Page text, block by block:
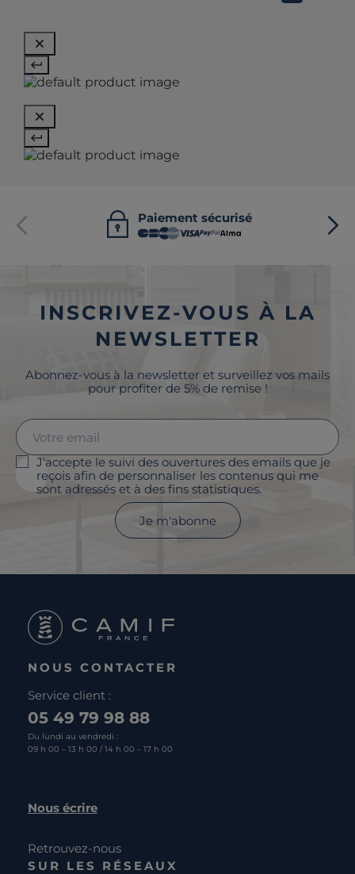
Paiement sécurisé
INSCRIVEZ-VOUS À LA
NEWSLETTER
Abonnez-vous à la newsletter et surveillez vos mails
pour profiter de 5% de remise !
J'accepte le suivi des ouvertures des emails que je
reçois afin de personnaliser les contenus qui me
sont adressés et à des fins statistiques.
Je m'abonne
NOUS CONTACTER
Service client :
05 49 79 98 88
Du lundi au vendredi :
09 h 00 – 13 h 00 / 14 h 00 – 17 h 00
Nous écrire
Retrouvez-nous
SUR LES RÉSEAUX